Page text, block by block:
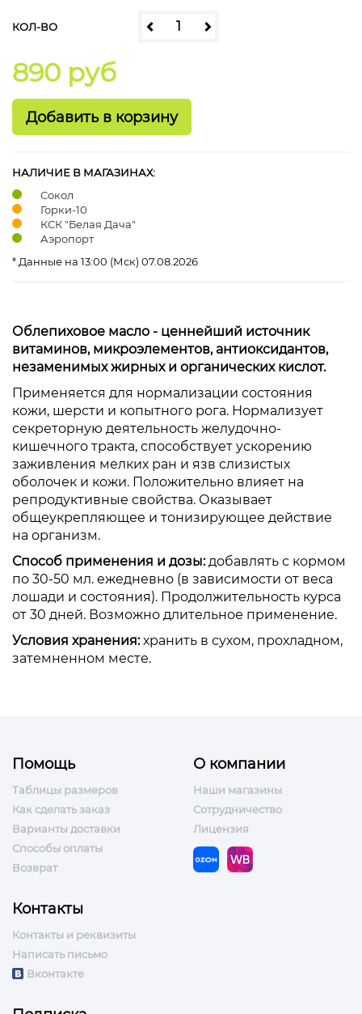
КОЛ-ВО
890 руб
НАЛИЧИЕ В МАГАЗИНАХ:
Сокол
Горки-10
КСК "Белая Дача"
Аэропорт
* Данные на 13:00 (Мск) 07.08.2026
Облепиховое масло - ценнейший источник
витаминов, микроэлементов, антиоксидантов,
незаменимых жирных и органических кислот.
Применяется для нормализации состояния
кожи, шерсти и копытного рога. Нормализует
секреторную деятельность желудочно-
кишечного тракта, способствует ускорению
заживления мелких ран и язв слизистых
оболочек и кожи. Положительно влияет на
репродуктивные свойства. Оказывает
общеукрепляющее и тонизирующее действие
на организм.
Способ применения и дозы: добавлять с кормом
по 30-50 мл. ежедневно (в зависимости от веса
лошади и состояния). Продолжительность курса
от 30 дней. Возможно длительное применение.
Условия хранения: хранить в сухом, прохладном,
затемненном месте.
Помощь
Таблицы размеров
Как сделать заказ
Варианты доставки
Способы оплаты
Возврат
О компании
Наши магазины
Сотрудничество
Лицензия
Контакты
Контакты и реквизиты
Написать письмо
Вконтакте